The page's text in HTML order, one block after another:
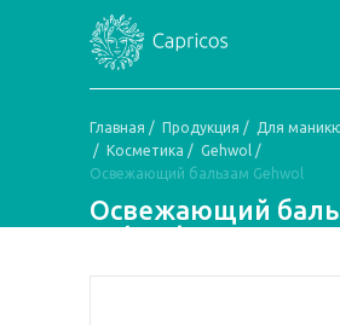
Главная / Продукция / Для
/ Косметика / Gehwol /
Освежающий бальзам Gehwol
Освежающий
Gehwol